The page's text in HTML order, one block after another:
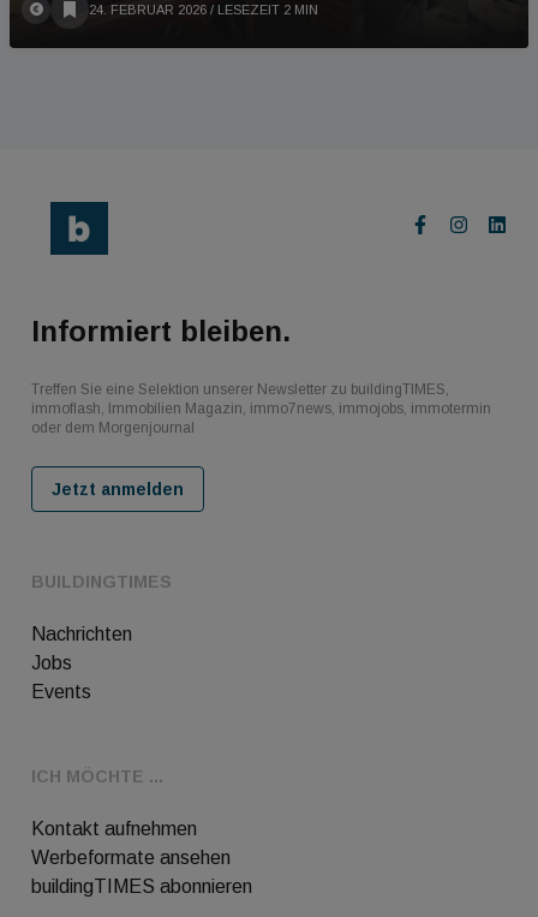
24. FEBRUAR 2026 / LESEZEIT 2 MIN
BUILDINGTIMES
Nachrichten
Jobs
Events
ICH MÖCHTE ...
Kontakt aufnehmen
Werbeformate ansehen
buildingTIMES abonnieren
Informiert bleiben.
Treffen Sie eine Selektion unserer Newsletter zu buildingTIMES,
immoflash, Immobilien Magazin, immo7news, immojobs, immotermin
oder dem Morgenjournal
Jetzt anmelden